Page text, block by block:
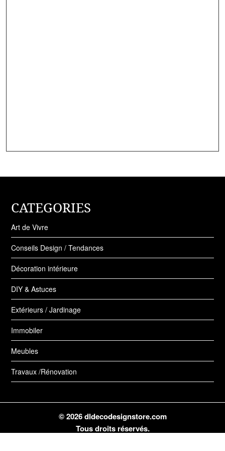
CATEGORIES
Art de Vivre
Conseils Design / Tendances
Décoration intérieure
DIY & Astuces
Extérieurs / Jardinage
Immobiler
Meubles
Travaux /Rénovation
© 2026 dldecodesignstore.com
Tous droits réservés.